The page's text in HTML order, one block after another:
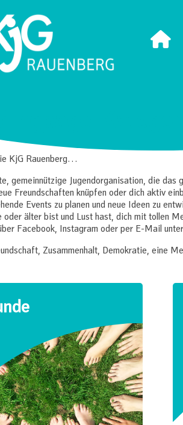
KjG Rauenberg…
gemeinnützige Jugendorganisation, die das
Freundschaften knüpfen oder dich aktiv
Events zu planen und neue Ideen zu
oder älter bist und Lust hast, dich mit tollen
Facebook, Instagram oder per E-Mail unter
Zusammenhalt, Demokratie, eine